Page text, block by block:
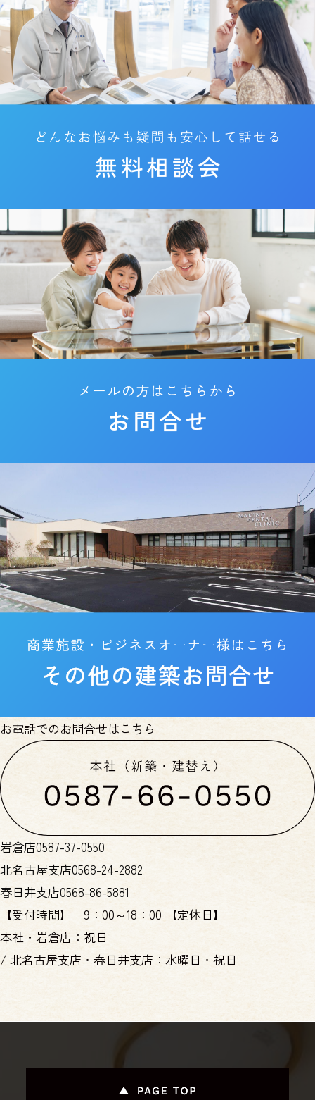
お電話でのお問合せはこちら
岩倉店0587-37-0550
北名古屋支店0568-24-2882
春日井支店0568-86-5881
【受付時間】
9：00～18：00
【定休日】
本社・岩倉店：祝日
/ 北名古屋支店・春日井支店：水曜日・祝日